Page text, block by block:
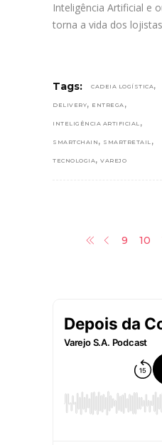
Inteligência Artificial e
torna a vida dos
Tags: CADEIA LOGÍSTICA,
DELIVERY, ENTREGA ,
INTELIGÊNCIA ARTIFICIAL ,
SMARTCHAIN , SMARTRETAIL ,
TECNOLOGIA, VAREJO
9 10